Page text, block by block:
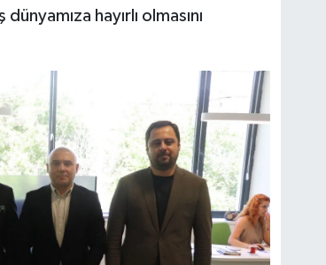
hayırlı olmasını